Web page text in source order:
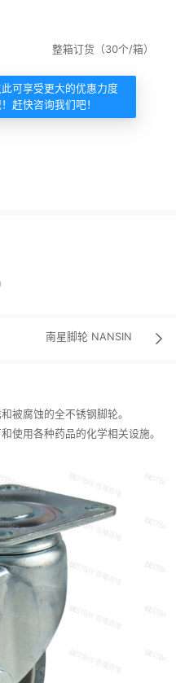
此可享受更大的优惠力度
赶快咨询我们吧！
整箱订货（30个/箱）
南星脚轮 NANSIN 
被腐蚀的全不锈钢脚轮。
使用各种药品的化学相关设施。